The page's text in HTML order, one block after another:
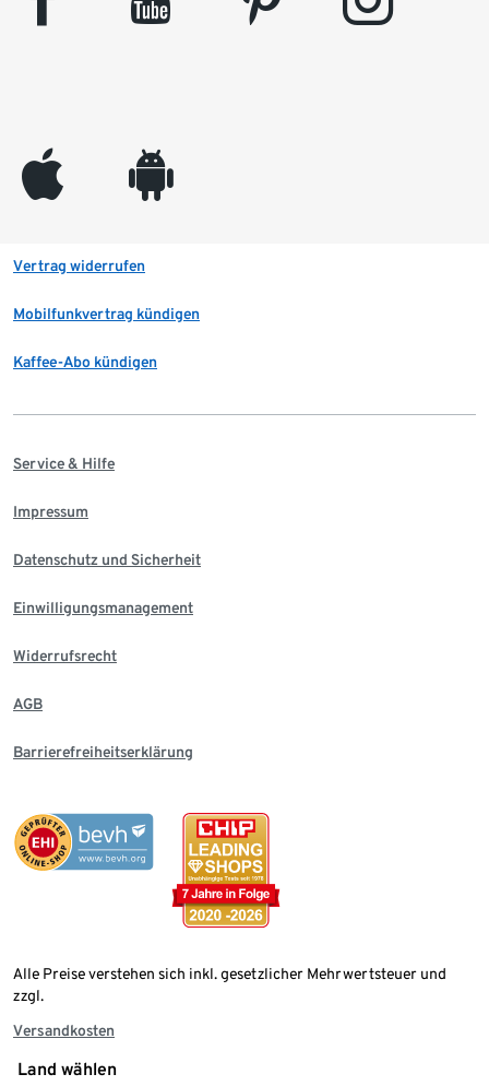
appleinc android
Vertrag widerrufen
Mobilfunkvertrag kündigen
Kaffee-Abo kündigen
Service & Hilfe
Impressum
Datenschutz und Sicherheit
Einwilligungsmanagement
Widerrufsrecht
AGB
Barrierefreiheitserklärung
Alle Preise verstehen sich inkl. gesetzlicher Mehrwertsteuer und
zzgl.
Versandkosten
Land wählen